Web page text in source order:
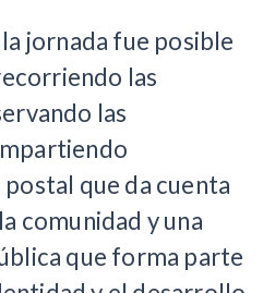
jornada fue posible
las
las
que da cuenta
comunidad y una
que forma parte